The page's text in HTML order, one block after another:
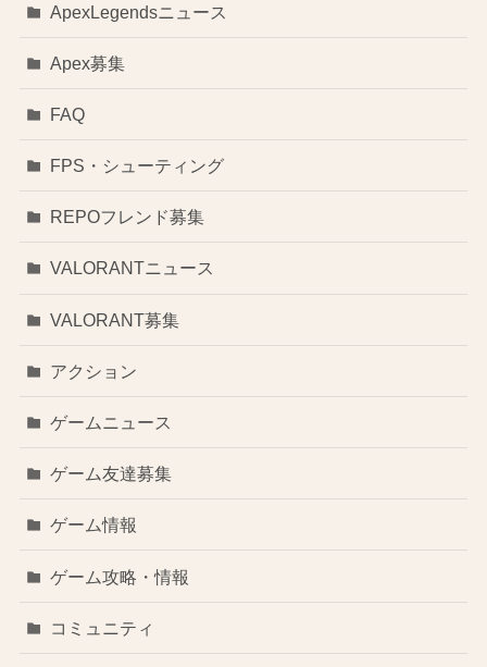
ApexLegendsニュース
Apex募集
FAQ
FPS・シューティング
REPOフレンド募集
VALORANTニュース
VALORANT募集
アクション
ゲームニュース
ゲーム友達募集
ゲーム情報
ゲーム攻略・情報
コミュニティ